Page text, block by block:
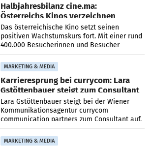
Halbjahresbilanz cine.ma:
Österreichs Kinos verzeichnen
400.000 Besucher mehr
Das österreichische Kino setzt seinen
positiven Wachstumskurs fort. Mit einer rund
400.000 Besucherinnen und Besucher
höheren Nettoreichweite im ersten Halbjahr
2026 gegenüber dem
MARKETING & MEDIA
Karrieresprung bei currycom: Lara
Gstöttenbauer steigt zum Consultant
auf
Lara Gstöttenbauer steigt bei der Wiener
Kommunikationsagentur currycom
communication partners zum Consultant auf.
Die 27-jährige Beraterin betreut Kundinnen
und Kunden in den Bereichen
MARKETING & MEDIA